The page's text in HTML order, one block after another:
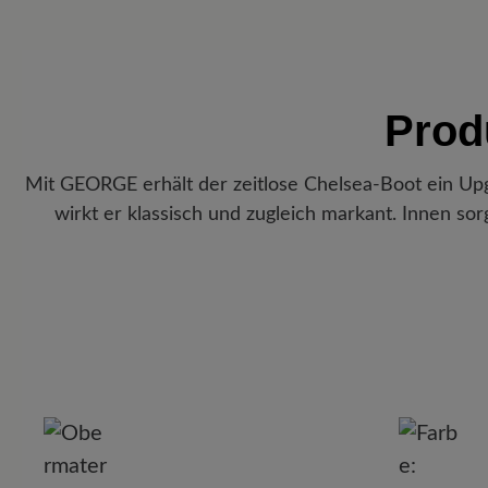
Mit GEORGE erhält der zeitlose Chelsea-Boot ein
wirkt er klassisch und zugleich markant. Innen